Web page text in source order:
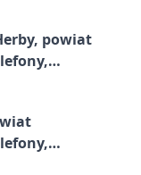
powiat